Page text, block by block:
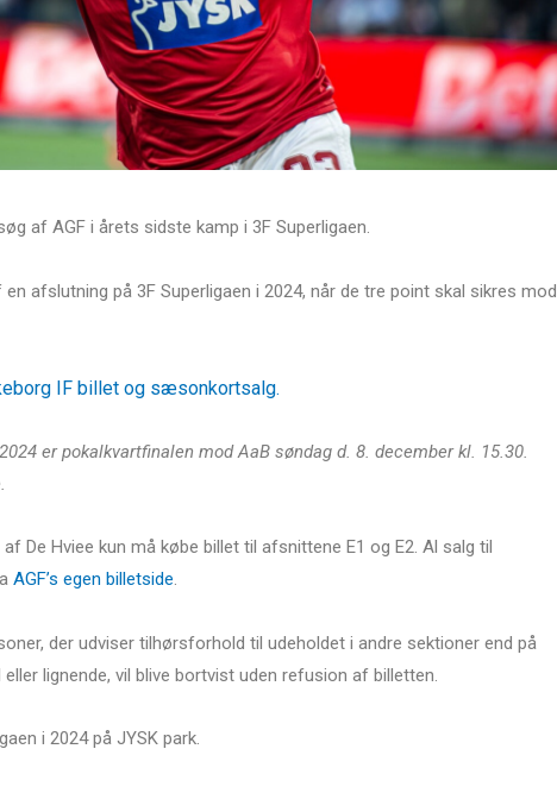
af AGF i årets sidste kamp i 3F Superligaen.
afslutning på 3F Superligaen i 2024, når de tre point skal sikres mod
IF billet og sæsonkortsalg.
er pokalkvartfinalen mod AaB søndag d. 8. december kl. 15.30.
De Hviee kun må købe billet til afsnittene E1 og E2. Al salg til
AGF’s egen billetside.
der udviser tilhørsforhold til udeholdet i andre sektioner end på
lignende, vil blive bortvist uden refusion af billetten.
i 2024 på JYSK park.